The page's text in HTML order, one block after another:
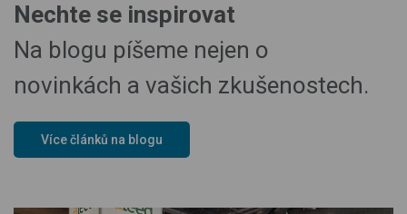
Nechte se inspirovat
Na blogu píšeme nejen o
novinkách a vašich zkušenostech.
Více článků na blogu